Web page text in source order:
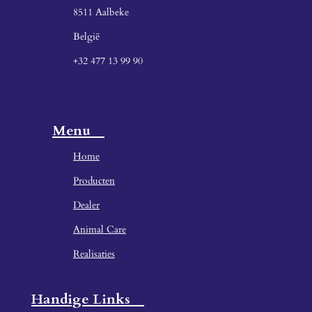
8511 Aalbeke
België
+32 477 13 99 90
Menu
Home
Producten
Dealer
Animal Care
Realisaties
Handige Links